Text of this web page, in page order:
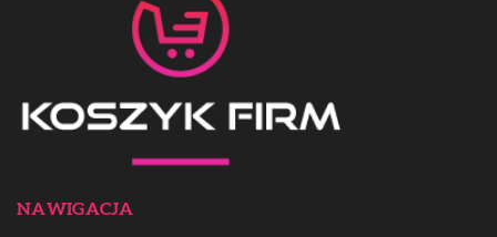
NAWIGACJA